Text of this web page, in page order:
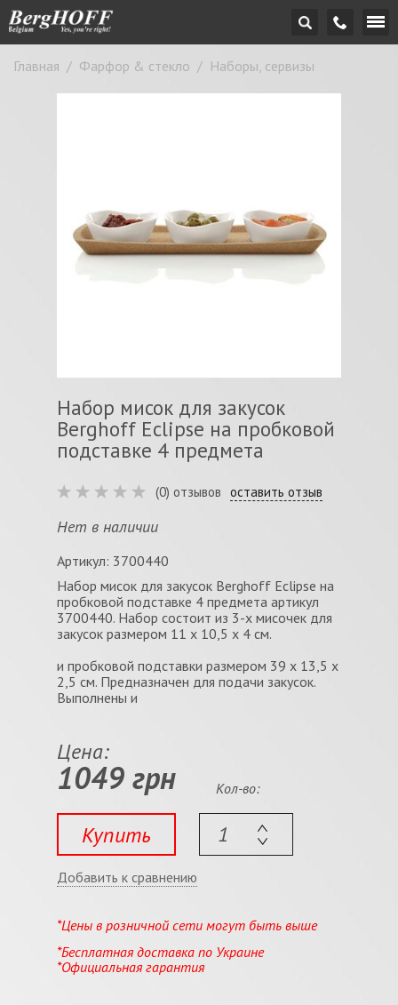
Главная / Фарфор & стекло / Наборы, сервизы
Набор мисок для закусок
Berghoff Eclipse на пробковой
подставке 4 предмета
(0) отзывов оставить отзыв
Нет в наличии
Артикул: 3700440
Набор мисок для закусок Berghoff Eclipse на
пробковой подставке 4 предмета артикул
3700440. Набор состоит из 3-х мисочек для
закусок размером 11 x 10,5 x 4 см.
и пробковой подставки размером 39 x 13,5 x
2,5 см. Предназначен для подачи закусок.
Выполнены и
Цена:
1049 грн
Купить
Кол-во:
Добавить к сравнению
*Цены в розничной сети могут быть выше
*Бесплатная доставка по Украине
*Официальная гарантия